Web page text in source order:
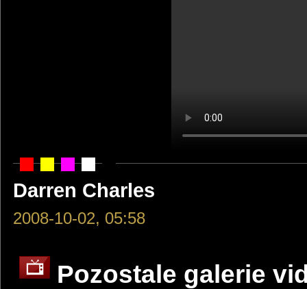
Darren Charles
2008-10-02, 05:58
Pozostale galerie